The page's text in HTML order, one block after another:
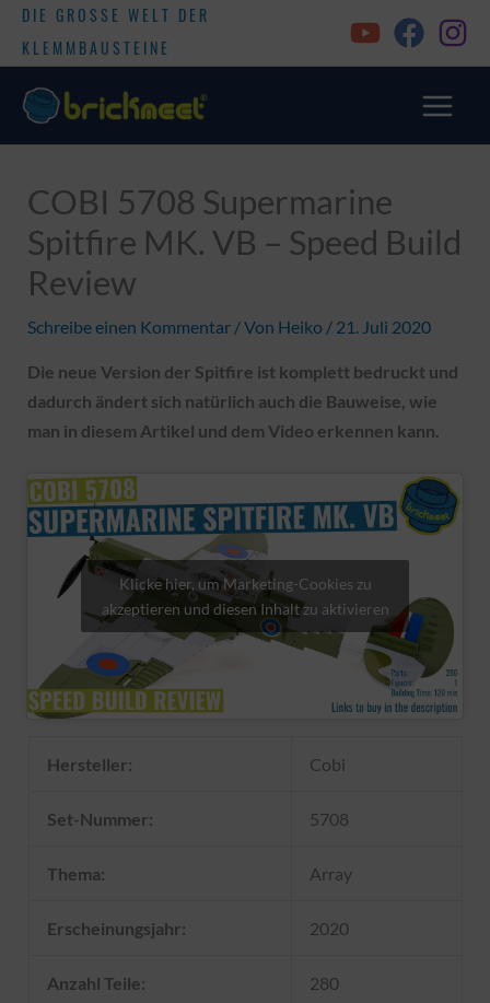
DIE GROSSE WELT DER
KLEMMBAUSTEINE
COBI 5708 Supermarine
Spitfire MK. VB – Speed Build
Review
Schreibe einen Kommentar / Von Heiko / 21. Juli 2020
Die neue Version der Spitfire ist komplett bedruckt und
dadurch ändert sich natürlich auch die Bauweise, wie
man in diesem Artikel und dem Video erkennen kann.
Klicke hier, um Marketing-Cookies zu
akzeptieren und diesen Inhalt zu aktivieren
Hersteller: Cobi
Set-Nummer: 5708
Thema: Array
Erscheinungsjahr: 2020
Anzahl Teile: 280